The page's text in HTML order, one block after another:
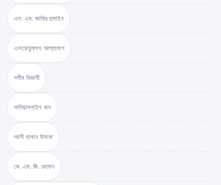
এস. এম. জাকির হুসাইন
এনায়েতুল্লাহ আল্‌তামাশ
নসীম হিজাযী
সানিয়াসনাইন খান
আলী হাসান উসামা
কে. এম. জি. রহমান